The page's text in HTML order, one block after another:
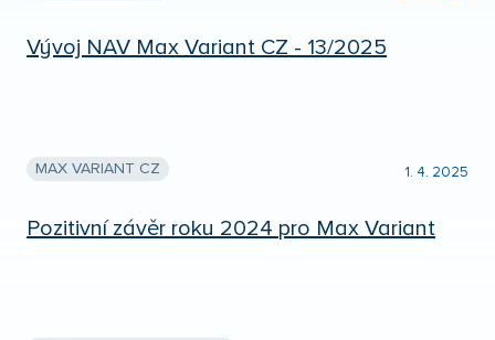
Vývoj NAV Max Variant CZ - 13/2025
MAX VARIANT CZ 1. 4. 2025
Pozitivní závěr roku 2024 pro Max Variant